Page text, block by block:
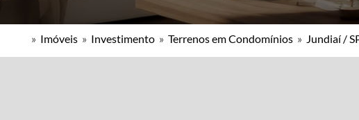
» Imóveis » Investimento » Terrenos em Condomínios » Jundiaí /